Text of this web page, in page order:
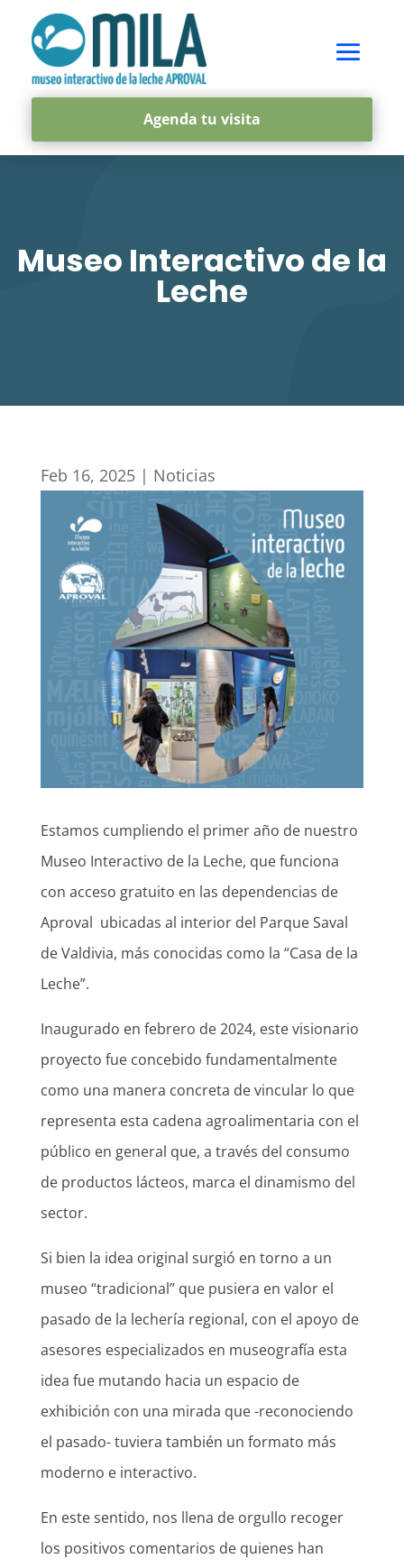
Agenda tu visita
Museo Interactivo de la
Leche
Feb 16, 2025| Noticias
Estamos cumpliendo el primer año de nuestro
Museo Interactivo de la Leche, que funciona
con acceso gratuito en las dependencias de
Aproval ubicadas al interior del Parque Saval
de Valdivia, más conocidas como la “Casa de la
Leche”.
Inaugurado en febrero de 2024, este visionario
proyecto fue concebido fundamentalmente
como una manera concreta de vincular lo que
representa esta cadena agroalimentaria con el
público en general que, a través del consumo
de productos lácteos, marca el dinamismo del
sector.
Si bien la idea original surgió en torno a un
museo “tradicional” que pusiera en valor el
pasado de la lechería regional, con el apoyo de
asesores especializados en museografía esta
idea fue mutando hacia un espacio de
exhibición con una mirada que -reconociendo
el pasado- tuviera también un formato más
moderno e interactivo.
En este sentido, nos llena de orgullo recoger
los positivos comentarios de quienes han